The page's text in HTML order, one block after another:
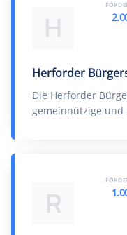
H
Herforder
Die Herforder
gemeinnützige und
R